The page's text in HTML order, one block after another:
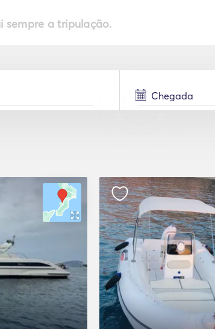
sempre a tripulação.